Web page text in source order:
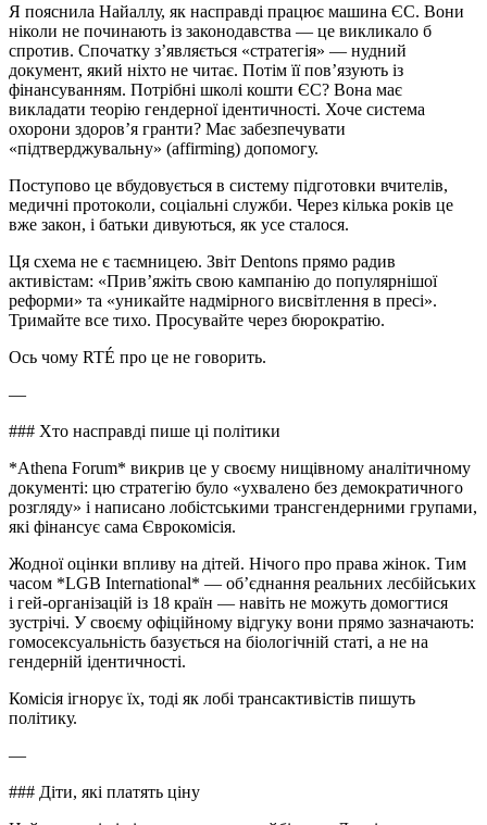
Я пояснила Найаллу, як насправді працює машина ЄС. Вони
ніколи не починають із законодавства — це викликало б
спротив. Спочатку з’являється «стратегія» — нудний
документ, який ніхто не читає. Потім її пов’язують із
фінансуванням. Потрібні школі кошти ЄС? Вона має
викладати теорію гендерної ідентичності. Хоче система
охорони здоров’я гранти? Має забезпечувати
«підтверджувальну» (affirming) допомогу.
Поступово це вбудовується в систему підготовки вчителів,
медичні протоколи, соціальні служби. Через кілька років це
вже закон, і батьки дивуються, як усе сталося.
Ця схема не є таємницею. Звіт Dentons прямо радив
активістам: «Прив’яжіть свою кампанію до популярнішої
реформи» та «уникайте надмірного висвітлення в пресі».
Тримайте все тихо. Просувайте через бюрократію.
Ось чому RTÉ про це не говорить.
—
### Хто насправді пише ці політики
*Athena Forum* викрив це у своєму нищівному аналітичному
документі: цю стратегію було «ухвалено без демократичного
розгляду» і написано лобістськими трансгендерними групами,
які фінансує сама Єврокомісія.
Жодної оцінки впливу на дітей. Нічого про права жінок. Тим
часом *LGB International* — об’єднання реальних лесбійських
і гей-організацій із 18 країн — навіть не можуть домогтися
зустрічі. У своєму офіційному відгуку вони прямо зазначають:
гомосексуальність базується на біологічній статі, а не на
гендерній ідентичності.
Комісія ігнорує їх, тоді як лобі трансактивістів пишуть
політику.
—
### Діти, які платять ціну